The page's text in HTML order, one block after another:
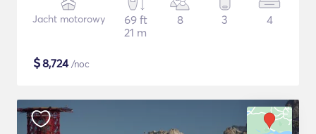
Jacht motorowy
69 ft
21 m
8 3 4
$8,724/noc